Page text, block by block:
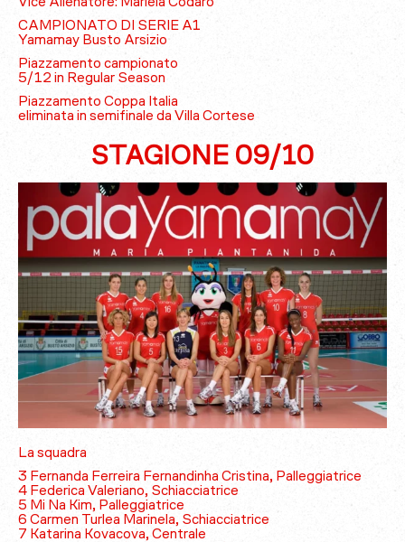
CAMPIONATO DI SERIE A1
Yamamay Busto Arsizio
Piazzamento campionato
5/12 in Regular Season
Piazzamento Coppa Italia
eliminata in semifinale da Villa Cortese
STAGIONE 09/10
La squadra
3 Fernanda Ferreira Fernandinha Cristina, Palleggiatrice
4 Federica Valeriano, Schiacciatrice
5 Mi Na Kim, Palleggiatrice
6 Carmen Turlea Marinela, Schiacciatrice
7 Katarina Kovacova, Centrale